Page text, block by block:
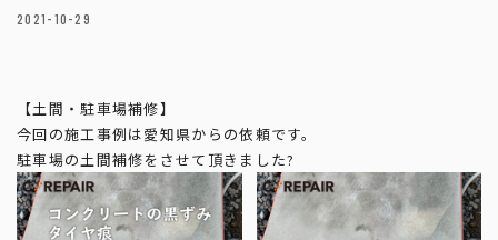
2021-10-29
【土間・駐車場補修】
今回の施工事例は愛知県からの依頼です。
駐車場の土間補修をさせて頂きました?